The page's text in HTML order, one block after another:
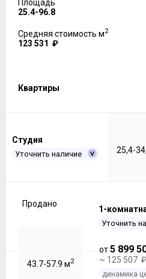
Площадь
25.4-96.8
Средняя стоимость м2
123 531 ₽
Квартиры
Студия
Уточнить наличие 25,4-
Продано
1-
Уточнить
43.7-57.9 м2
от5 899
~ 125 507 ₽
динамика